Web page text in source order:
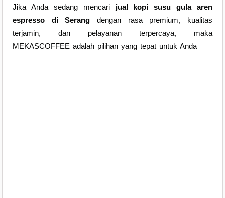
Jika Anda sedang mencari jual kopi susu gula aren
espresso di Serang dengan rasa premium, kualitas
terjamin, dan pelayanan terpercaya, maka
MEKASCOFFEE adalah pilihan yang tepat untuk Anda